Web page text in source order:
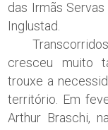
das Irmãs
Inglustad.
Transcorridos
cresceu muito
trouxe a
território. Em
Arthur Braschi,